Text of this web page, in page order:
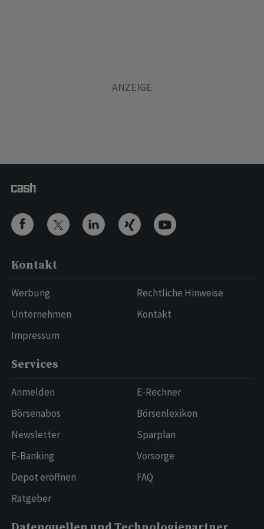
Kontakt
Werbung
Unternehmen
Impressum
Rechtliche Hinweise
Kontakt
Services
Anmelden
Börsenabos
Newsletter
E-Banking
Depot eröffnen
Ratgeber
E-Rechner
Börsenlexikon
Sparplan
Vorsorge
FAQ